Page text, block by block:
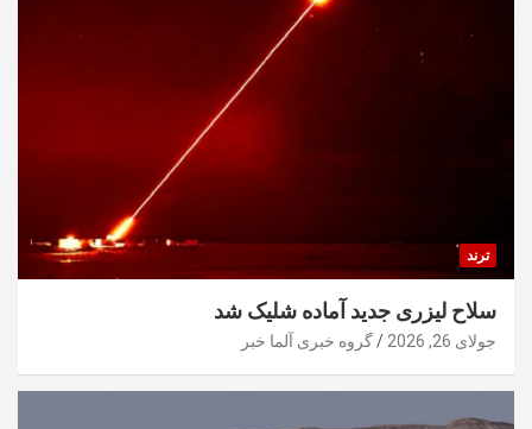
ترند
سلاح لیزری جدید آماده شلیک شد
جولای 26, 2026 گروه خبری آلما خبر